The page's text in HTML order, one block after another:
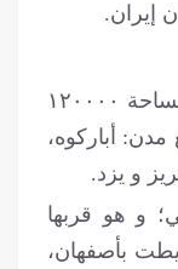
إيران.
تقع محافظة يزد في وسط إيران بمساحة ۱۲۰۰۰۰
أباركوه،
و يزد.
و هو قربها
بأصفهان،